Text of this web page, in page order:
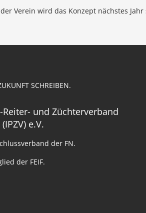
Verein wird das Konzept nächstes
SCHREIBEN.
und Züchterverband
e.V.
der FN.
der FEIF.